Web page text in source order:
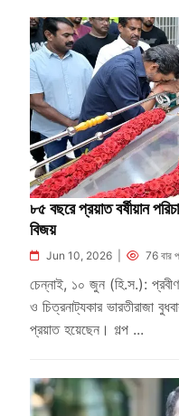
৮৫ বছরে প্রয়াত বর্ষীয়ান
বিজয়
Jun 10, 2026 | 76 বার
চেন্নাই, ১০ জুন (হি.স.):
ও চিত্রনাট্যকার ভারতীরাজা
প্রয়াত হয়েছেন। গল্প ...